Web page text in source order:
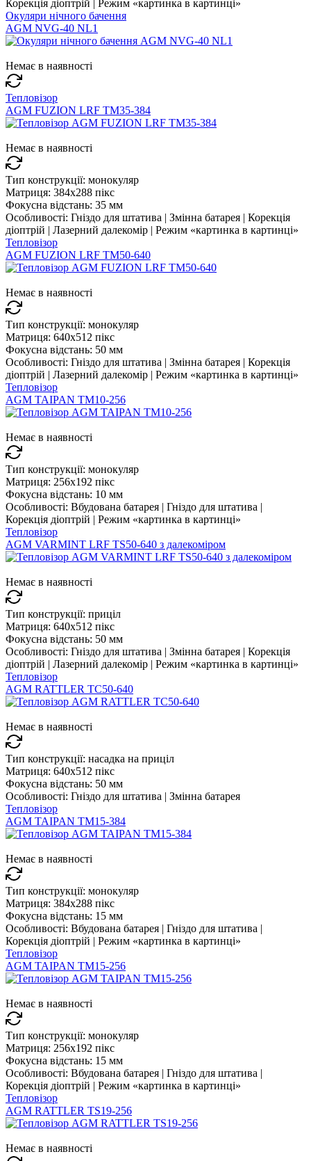
Корекція діоптрій | Режим «картинка в картинці»
Окуляри нічного бачення
AGM NVG-40 NL1
Немає в наявності
Тепловізор
AGM FUZION LRF TM35-384
Немає в наявності
Тип конструкції: монокуляр
Матриця: 384x288 пікс
Фокусна відстань: 35 мм
Особливості: Гніздо для штатива | Змінна батарея | Корекція
діоптрій | Лазерний далекомір | Режим «картинка в картинці»
Тепловізор
AGM FUZION LRF TM50-640
Немає в наявності
Тип конструкції: монокуляр
Матриця: 640x512 пікс
Фокусна відстань: 50 мм
Особливості: Гніздо для штатива | Змінна батарея | Корекція
діоптрій | Лазерний далекомір | Режим «картинка в картинці»
Тепловізор
AGM TAIPAN TM10-256
Немає в наявності
Тип конструкції: монокуляр
Матриця: 256x192 пікс
Фокусна відстань: 10 мм
Особливості: Вбудована батарея | Гніздо для штатива |
Корекція діоптрій | Режим «картинка в картинці»
Тепловізор
AGM VARMINT LRF TS50-640 з далекоміром
Немає в наявності
Тип конструкції: приціл
Матриця: 640x512 пікс
Фокусна відстань: 50 мм
Особливості: Гніздо для штатива | Змінна батарея | Корекція
діоптрій | Лазерний далекомір | Режим «картинка в картинці»
Тепловізор
AGM RATTLER TC50-640
Немає в наявності
Тип конструкції: насадка на приціл
Матриця: 640x512 пікс
Фокусна відстань: 50 мм
Особливості: Гніздо для штатива | Змінна батарея
Тепловізор
AGM TAIPAN TM15-384
Немає в наявності
Тип конструкції: монокуляр
Матриця: 384x288 пікс
Фокусна відстань: 15 мм
Особливості: Вбудована батарея | Гніздо для штатива |
Корекція діоптрій | Режим «картинка в картинці»
Тепловізор
AGM TAIPAN TM15-256
Немає в наявності
Тип конструкції: монокуляр
Матриця: 256x192 пікс
Фокусна відстань: 15 мм
Особливості: Вбудована батарея | Гніздо для штатива |
Корекція діоптрій | Режим «картинка в картинці»
Тепловізор
AGM RATTLER TS19-256
Немає в наявності